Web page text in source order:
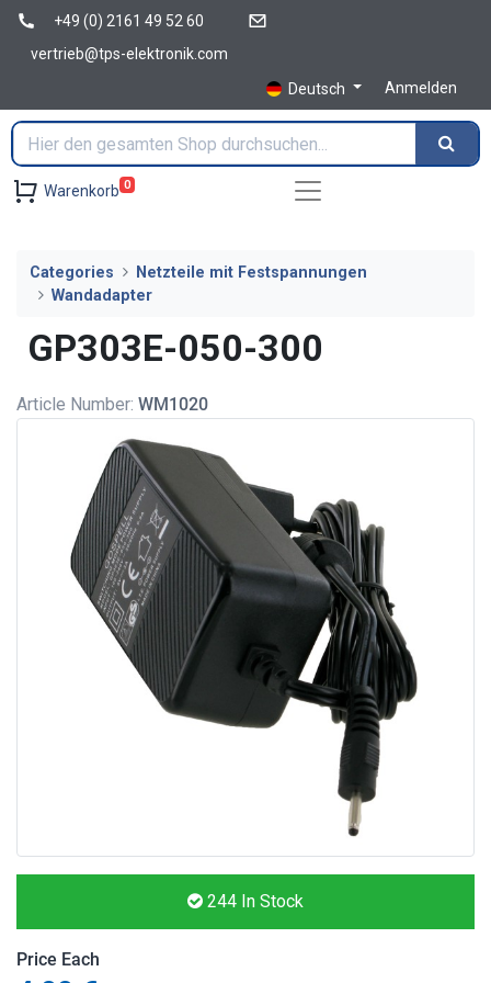
+49 (0) 2161 49 52 60
vertrieb@tps-elektronik.com
Deutsch
Anmelden
Warenkorb 0
Categories
Netzteile mit Festspannungen
Wandadapter
GP303E-050-300
Article Number: WM1020
244 In Stock
Price Each